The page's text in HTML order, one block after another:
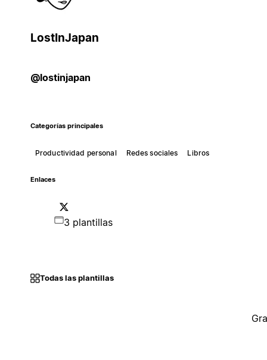
LostInJapan
@lostinjapan
Categorías principales
Productividad personal Redes sociales Libros
Enlaces
3 plantillas
Todas las plantillas